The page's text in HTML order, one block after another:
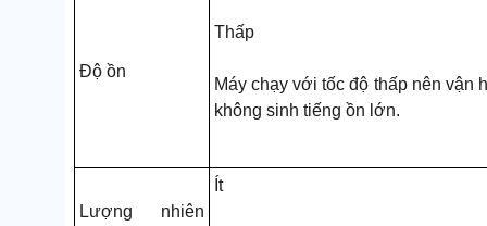
Độ ồn
Thấp
Máy chạy với tốc độ thấp nên vận
không sinh tiếng ồn lớn.
Lượng nhiên
Ít